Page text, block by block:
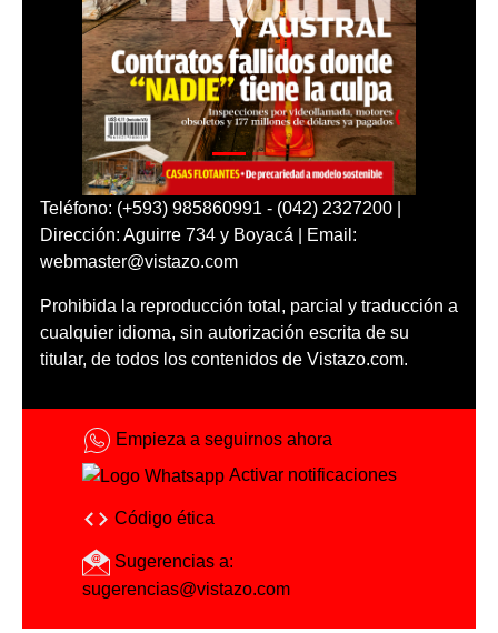
Teléfono: (+593) 985860991 - (042) 2327200 |
Dirección: Aguirre 734 y Boyacá | Email:
webmaster@vistazo.com
Prohibida la reproducción total, parcial y traducción a
cualquier idioma, sin autorización escrita de su
titular, de todos los contenidos de Vistazo.com.
Empieza a seguirnos ahora
Activar notificaciones
Código ética
Sugerencias a:
sugerencias@vistazo.com